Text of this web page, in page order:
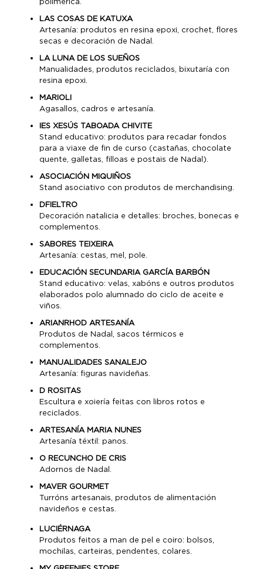
LAS COSAS DE KATUXA
Artesanía: produtos en resina epoxi, crochet, flores
secas e decoración de Nadal.
LA LUNA DE LOS SUEÑOS
Manualidades, produtos reciclados, bixutaría con
resina epoxi.
MARIOLI
Agasallos, cadros e artesanía.
IES XESÚS TABOADA CHIVITE
Stand educativo: produtos para recadar fondos
para a viaxe de fin de curso (castañas, chocolate
quente, galletas, filloas e postais de Nadal).
ASOCIACIÓN MIQUIÑOS
Stand asociativo con produtos de merchandising.
DFIELTRO
Decoración natalicia e detalles: broches, bonecas e
complementos.
SABORES TEIXEIRA
Artesanía: cestas, mel, pole.
EDUCACIÓN SECUNDARIA GARCÍA BARBÓN
Stand educativo: velas, xabóns e outros produtos
elaborados polo alumnado do ciclo de aceite e
viños.
ARIANRHOD ARTESANÍA
Produtos de Nadal, sacos térmicos e
complementos.
MANUALIDADES SANALEJO
Artesanía: figuras navideñas.
D ROSITAS
Escultura e xoiería feitas con libros rotos e
reciclados.
ARTESANÍA MARIA NUNES
Artesanía téxtil: panos.
O RECUNCHO DE CRIS
Adornos de Nadal.
MAVER GOURMET
Turróns artesanais, produtos de alimentación
navideños e cestas.
LUCIÉRNAGA
Produtos feitos a man de pel e coiro: bolsos,
mochilas, carteiras, pendentes, colares.